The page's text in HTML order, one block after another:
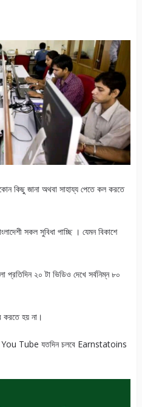
কিছু জানা অথবা সাহায্য পেতে কল করতে
সকল সুবিধা পাচ্ছি । যেমন বিকাশে
২০ টা ভিডিও দেখে সর্বনিম্ন ৮০
হয় না।
You Tube যতদিন চলবে Earnstatoins